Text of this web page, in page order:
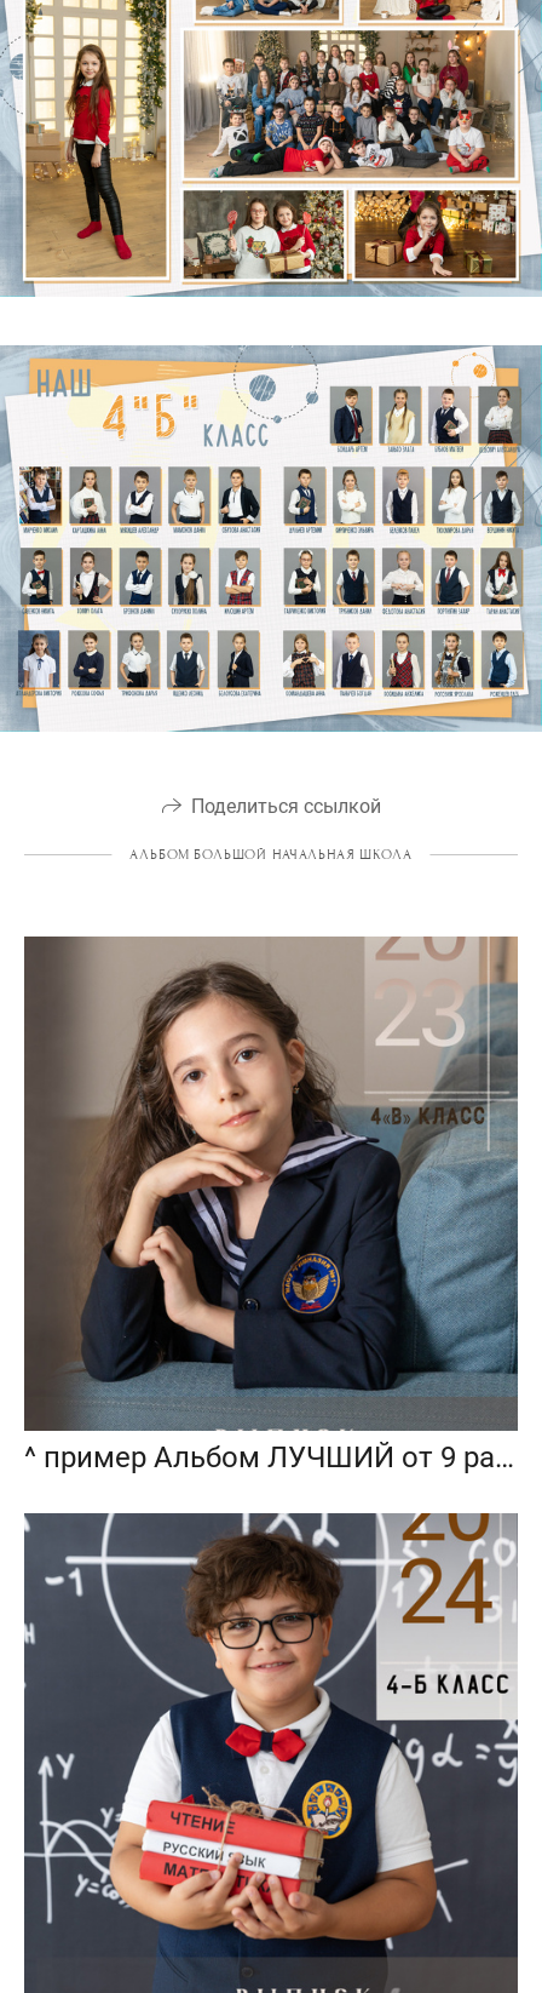
Поделиться ссылкой
АЛЬБОМ БОЛЬШОЙ НАЧАЛЬНАЯ ШКОЛА
^ пример Альбом ЛУЧШИЙ от 9 разворотов